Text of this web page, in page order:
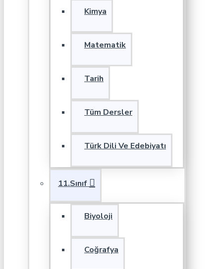
Kimya
Matematik
Tarih
Tüm Dersler
Türk Dili Ve Edebiyatı
11.Sınıf
Biyoloji
Coğrafya